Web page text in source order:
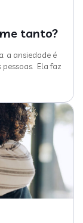
tanto?
a ansiedade é
Ela faz